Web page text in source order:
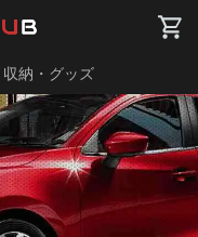
納・グッズ